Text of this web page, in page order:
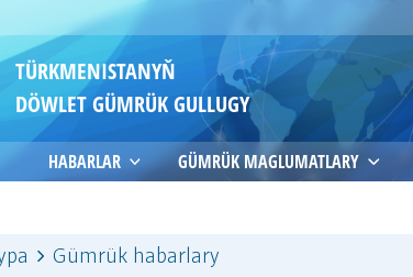
TÜRKMENISTANYŇ
DÖWLET GÜMRÜK GULLUGY
HABARLAR GÜMRÜK MAGLUMATLARY
Gümrük habarlary